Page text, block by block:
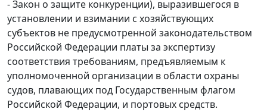
-Закон о защите конкуренции), выразившегося в
установлении и взимании с хозяйствующих
субъектов не предусмотренной законодательством
Российской Федерации платы за экспертизу
соответствия требованиям, предъявляемым к
уполномоченной организации в области охраны
судов, плавающих под Государственным флагом
Российской Федерации, и портовых средств.